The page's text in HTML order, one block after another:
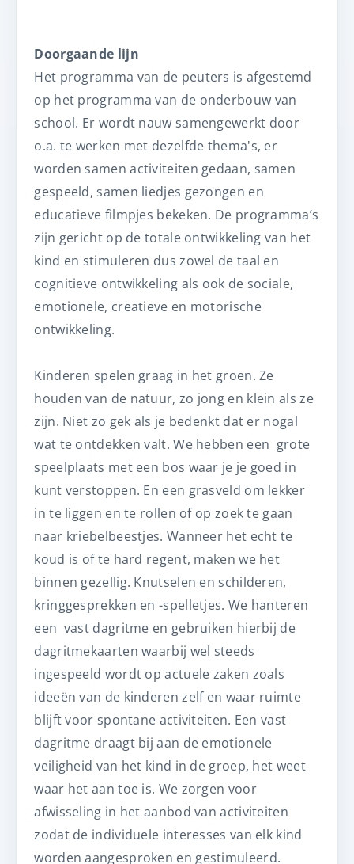
Doorgaande lijn
Het programma van de peuters is afgestemd
op het programma van de onderbouw van
school. Er wordt nauw samengewerkt door
o.a. te werken met dezelfde thema's, er
worden samen activiteiten gedaan, samen
gespeeld, samen liedjes gezongen en
educatieve filmpjes bekeken. De programma’s
zijn gericht op de totale ontwikkeling van het
kind en stimuleren dus zowel de taal en
cognitieve ontwikkeling als ook de sociale,
emotionele, creatieve en motorische
ontwikkeling.
Kinderen spelen graag in het groen. Ze
houden van de natuur, zo jong en klein als ze
zijn. Niet zo gek als je bedenkt dat er nogal
wat te ontdekken valt. We hebben een grote
speelplaats met een bos waar je je goed in
kunt verstoppen. En een grasveld om lekker
in te liggen en te rollen of op zoek te gaan
naar kriebelbeestjes. Wanneer het echt te
koud is of te hard regent, maken we het
binnen gezellig. Knutselen en schilderen,
kringgesprekken en -spelletjes. We hanteren
een vast dagritme en gebruiken hierbij de
dagritmekaarten waarbij wel steeds
ingespeeld wordt op actuele zaken zoals
ideeën van de kinderen zelf en waar ruimte
blijft voor spontane activiteiten. Een vast
dagritme draagt bij aan de emotionele
veiligheid van het kind in de groep, het weet
waar het aan toe is. We zorgen voor
afwisseling in het aanbod van activiteiten
zodat de individuele interesses van elk kind
worden aangesproken en gestimuleerd.